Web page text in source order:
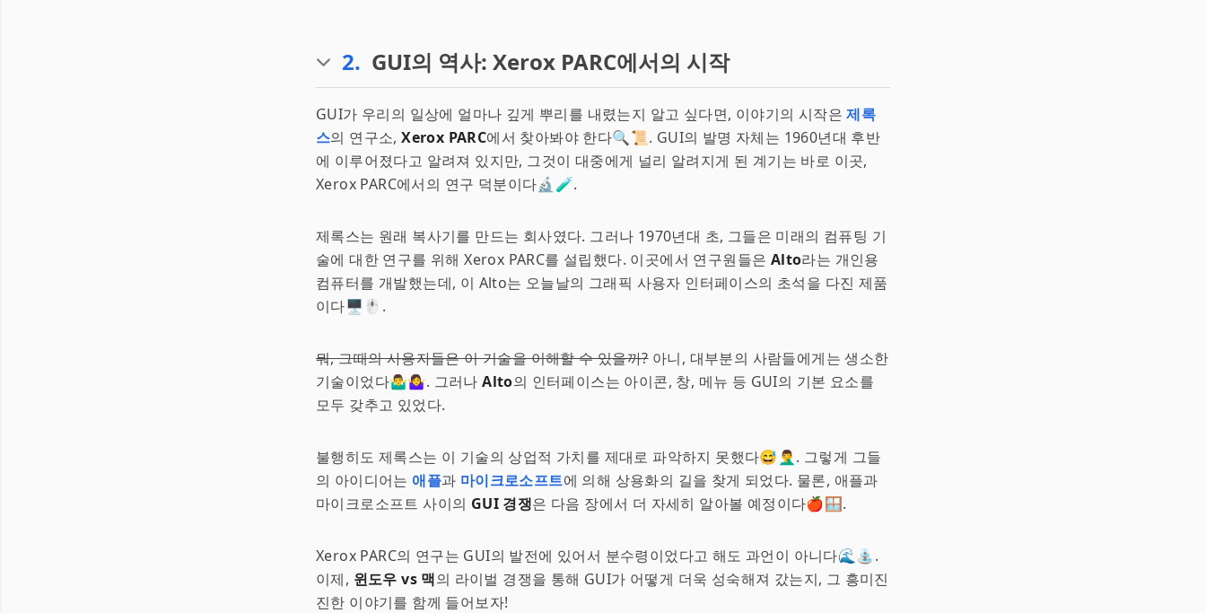
2. GUI의 역사: Xerox PARC에서의 시작
GUI가 우리의 일상에 얼마나 깊게 뿌리를 내렸는지 알고 싶다면, 이야기의 시작은제록
스의 연구소,Xerox PARC에서 찾아봐야 한다🔍📜. GUI의 발명 자체는 1960년대 후반
에 이루어졌다고 알려져 있지만, 그것이 대중에게 널리 알려지게 된 계기는 바로 이곳,
Xerox PARC에서의 연구 덕분이다🔬🧪.
제록스는 원래 복사기를 만드는 회사였다. 그러나 1970년대 초, 그들은 미래의 컴퓨팅 기
술에 대한 연구를 위해 Xerox PARC를 설립했다. 이곳에서 연구원들은 Alto라는 개인용
컴퓨터를 개발했는데, 이 Alto는 오늘날의 그래픽 사용자 인터페이스의 초석을 다진 제품
이다🖥️🖱️.
뭐, 그때의 사용자들은 이 기술을 이해할 수 있을까?아니, 대부분의 사람들에게는 생소한
기술이었다🤷‍♂️🤷‍♀️. 그러나Alto의 인터페이스는 아이콘, 창, 메뉴 등 GUI의 기본 요소를
모두 갖추고 있었다.
불행히도 제록스는 이 기술의 상업적 가치를 제대로 파악하지 못했다😅🤦‍♂️. 그렇게 그들
의 아이디어는 애플과 마이크로소프트에 의해 상용화의 길을 찾게 되었다. 물론, 애플과
마이크로소프트 사이의 GUI 경쟁은 다음 장에서 더 자세히 알아볼 예정이다🍎🪟.
Xerox PARC의 연구는 GUI의 발전에 있어서 분수령이었다고 해도 과언이 아니다🌊⛲.
이제, 윈도우 vs 맥의 라이벌 경쟁을 통해 GUI가 어떻게 더욱 성숙해져 갔는지, 그 흥미진
진한 이야기를 함께 들어보자!